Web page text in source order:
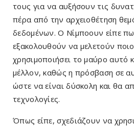
τους για να αυξήσουν τις
πέρα από την αρχειοθέτηση
δεδομένων. Ο Νίμποουν είπε
εξακολουθούν να μελετούν
χρησιμοποιήσει το μαύρο αυτό
μέλλον, καθώς η πρόσβαση σε
ώστε να είναι δύσκολη και θα
τεχνολογίες.
Όπως είπε, σχεδιάζουν να